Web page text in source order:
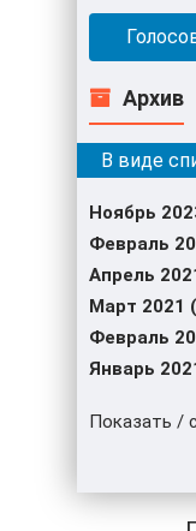
Архив
Ноябрь
Февраль
Апрель
Март 2021
Февраль
Январь
Показать /